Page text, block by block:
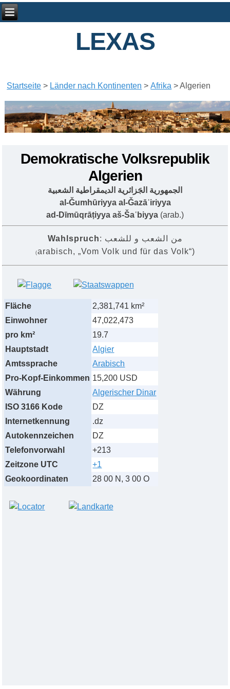
LEXAS
Startseite > Länder nach Kontinenten >Afrika >Algerien
Demokratische Volksrepublik
Algerien
الجمهورية الجَزائرية الديمقراطية الشعبية
al-Ǧumhūriyya al-Ǧazāʾiriyya
ad-Dīmūqrāṭiyya aš-Šaʿbiyya (arab.)
Wahlspruch : من الشعب و للشعب
(arabisch, „Vom Volk und für das Volk“)
Fläche
2,381,741 km²
Einwohner
47,022,473
pro km²
19.7
Hauptstadt
Algier
Amtssprache
Arabisch
Pro-Kopf-Einkommen 15,200 USD
Währung
Algerischer Dinar
ISO 3166 Kode
DZ
Internetkennung
.dz
Autokennzeichen
DZ
Telefonvorwahl
+213
Zeitzone UTC
+1
Geokoordinaten
28 00 N, 3 00 O